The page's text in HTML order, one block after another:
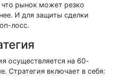
что рынок может резко
И для защиты сделки
лосс.
осуществляется на 60-
Стратегия включает в себя: